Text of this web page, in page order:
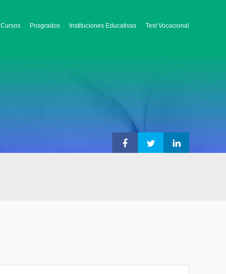
Cursos Posgrados Instituciones Educativas Test Vocacional